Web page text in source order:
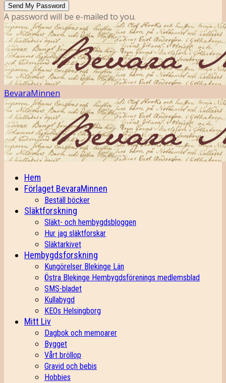
A password will be e-mailed to you.
BevaraMinnen
Hem
Förlaget BevaraMinnen
Beställ böcker
Släktforskning
Släkt- och hembygdsbloggen
Hur jag släktforskar
Släktarkivet
Hembygdsforskning
Kungörelser Blekinge Län
Östra Blekinge Hembygdsförenings medlemsblad
SMS-bladet
Kullabygd
KEOs Helsingborg
Mitt Liv
Dagbok och memoarer
Bygget
Vårt bröllop
Gravid och bebis
Hobbies